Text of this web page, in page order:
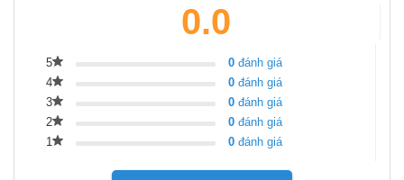
0.0
5 0 đánh giá
4
0 đánh giá
3
0 đánh giá
2
0 đánh giá
1
0 đánh giá